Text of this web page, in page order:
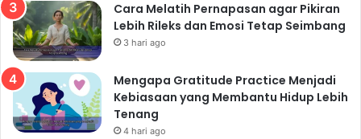
secara perlahan. Anda dapat melakukannya kapan
saja dan di mana saja.
Manfaat Pernapasan
Diafragma:
Meningkatkan kapasitas paru-paru
Menurunkan tingkat stres
Cara Melatih Pernapasan agar Pikiran
Lebih Rileks dan Emosi Tetap Seimbang
3 hari ago
Mengapa Gratitude Practice Menjadi
Kebiasaan yang Membantu Hidup Lebih
Tenang
4 hari ago